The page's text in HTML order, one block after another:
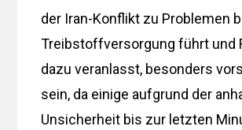
der Iran-Konflikt zu Problemen
Treibstoffversorgung führt und
dazu veranlasst, besonders
sein, da einige aufgrund der
Unsicherheit bis zur letzten